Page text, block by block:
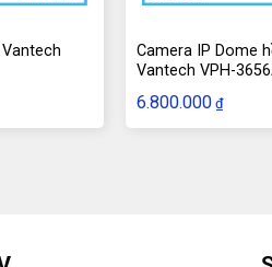
lý được các điểm khác nhau.
minh: bật tắt/bật điện, tiến
đô thị, nhà xe, …
Camera IP Dome
Vantech VPH-
6.800.000 ₫